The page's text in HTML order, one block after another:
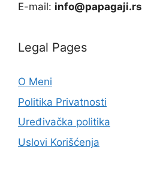
E-mail: info@papagaji.rs
Legal Pages
O Meni
Politika Privatnosti
Uređivačka politika
Uslovi Korišćenja